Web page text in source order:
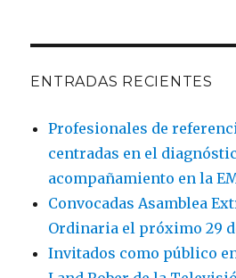
ENTRADAS RECIENTES
Profesionales de
centradas en el
acompañamiento en la
Convocadas Asamblea
Ordinaria el próximo 29
Invitados como público